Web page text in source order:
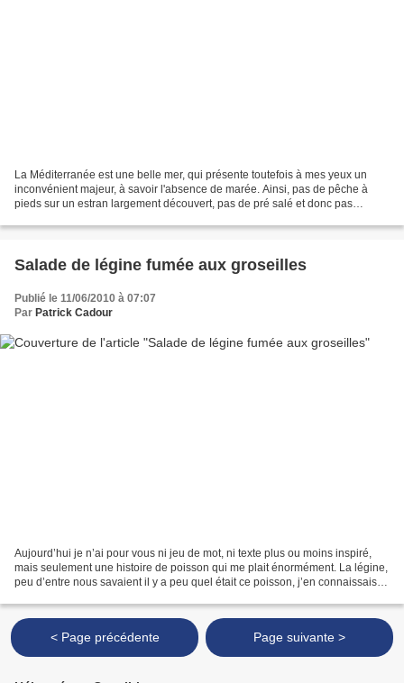
La Méditerranée est une belle mer, qui présente toutefois à mes yeux un
inconvénient majeur, à savoir l'absence de marée. Ainsi, pas de pêche à
pieds sur un estran largement découvert, pas de pré salé et donc pas
Salade de légine fumée aux groseilles
Publié le 11/06/2010 à 07:07
Par Patrick Cadour
Aujourd’hui je n’ai pour vous ni jeu de mot, ni texte plus ou moins inspiré,
mais seulement une histoire de poisson qui me plait énormément. La légine,
peu d’entre nous savaient il y a peu quel était ce poisson, j’en connaissais le
< Page précédente Page suivante >